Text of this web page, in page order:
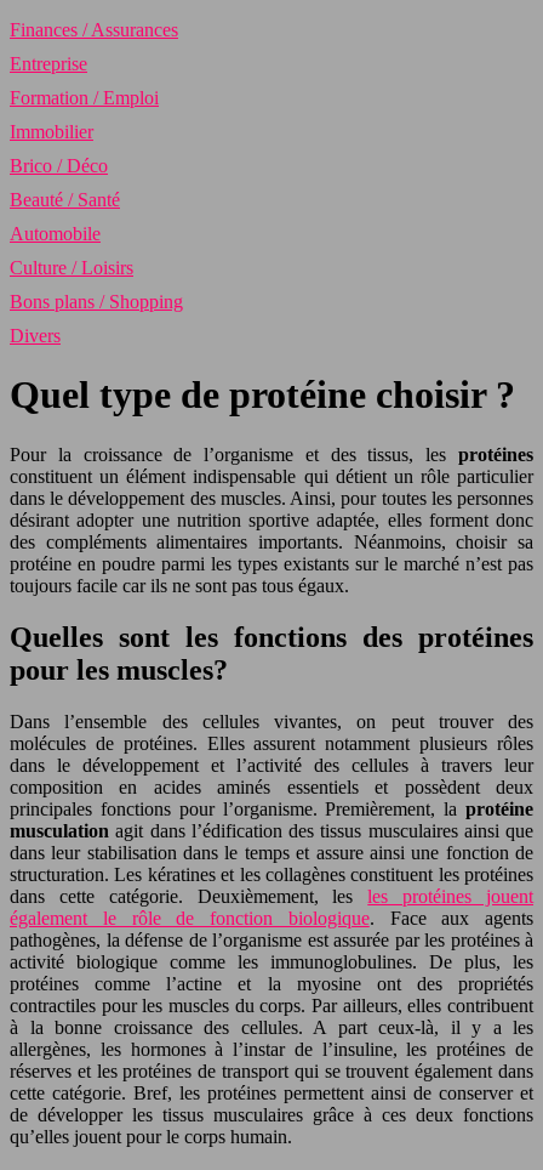
Finances / Assurances
Entreprise
Formation / Emploi
Immobilier
Brico / Déco
Beauté / Santé
Automobile
Culture / Loisirs
Bons plans / Shopping
Divers
Quel type de protéine choisir ?
Pour la croissance de l’organisme et des tissus, les protéines
constituent un élément indispensable qui détient un rôle particulier
dans le développement des muscles. Ainsi, pour toutes les personnes
désirant adopter une nutrition sportive adaptée, elles forment donc
des compléments alimentaires importants. Néanmoins, choisir sa
protéine en poudre parmi les types existants sur le marché n’est pas
toujours facile car ils ne sont pas tous égaux.
Quelles sont les fonctions des protéines
pour les muscles?
Dans l’ensemble des cellules vivantes, on peut trouver des
molécules de protéines. Elles assurent notamment plusieurs rôles
dans le développement et l’activité des cellules à travers leur
composition en acides aminés essentiels et possèdent deux
principales fonctions pour l’organisme. Premièrement, la protéine
musculation agit dans l’édification des tissus musculaires ainsi que
dans leur stabilisation dans le temps et assure ainsi une fonction de
structuration. Les kératines et les collagènes constituent les protéines
dans cette catégorie. Deuxièmement, lesles protéines jouent
également le rôle de fonction biologique. Face aux agents
pathogènes, la défense de l’organisme est assurée par les protéines à
activité biologique comme les immunoglobulines. De plus, les
protéines comme l’actine et la myosine ont des propriétés
contractiles pour les muscles du corps. Par ailleurs, elles contribuent
à la bonne croissance des cellules. A part ceux-là, il y a les
allergènes, les hormones à l’instar de l’insuline, les protéines de
réserves et les protéines de transport qui se trouvent également dans
cette catégorie. Bref, les protéines permettent ainsi de conserver et
de développer les tissus musculaires grâce à ces deux fonctions
qu’elles jouent pour le corps humain.